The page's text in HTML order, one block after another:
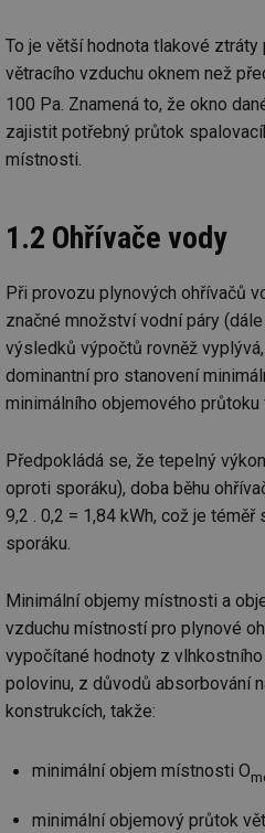
To je větší hodnota tlakové
větracího vzduchu oknem než
100 Pa. Znamená to, že okno
zajistit potřebný průtok
místnosti.
1.2 Ohřívače vody
Při provozu plynových ohřívačů
značné množství vodní páry
výsledků výpočtů rovněž
dominantní pro stanovení
minimálního objemového
Předpokládá se, že tepelný
oproti sporáku), doba běhu
9,2 . 0,2 = 1,84 kWh, což je
sporáku.
Minimální objemy místnosti a
vzduchu místností pro plynové
vypočítané hodnoty z
polovinu, z důvodů absorbování
konstrukcích, takže:
minimální objem místnosti O
minimální objemový průtok